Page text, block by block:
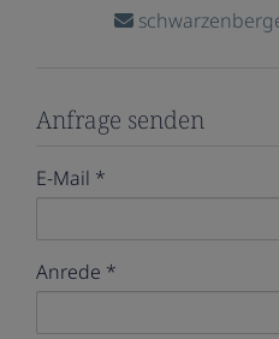
Anfrage senden
E-Mail
Anrede